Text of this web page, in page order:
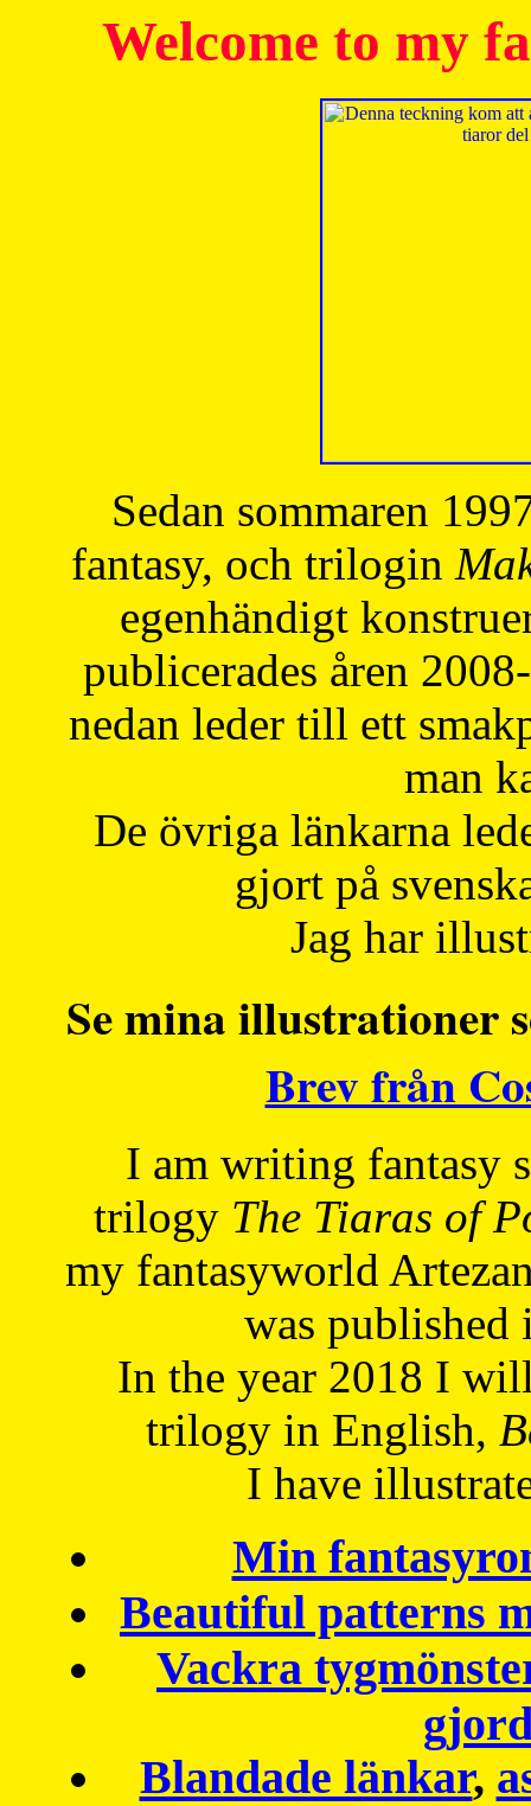
Welcome to my
Sedan sommaren
fantasy, och trilogin
egenhändigt
publicerades åren
nedan leder till ett
man
De övriga länkarna
gjort på
Jag har
Se mina illustrationer
Brev från
I am writing fantasy
trilogy The Tiaras of
my fantasyworld
was published
In the year 2018 I
trilogy in English,
I have
Min
Beautiful patterns
Vackra
Blandade länkar,